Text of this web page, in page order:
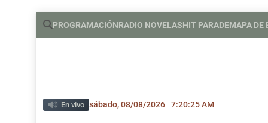
Saltar
PROGRAMACIÓNRADIO NOVELASHIT PARADEMAPA DE
En vivo sábado, 08/08/2026 7:20:26 AM